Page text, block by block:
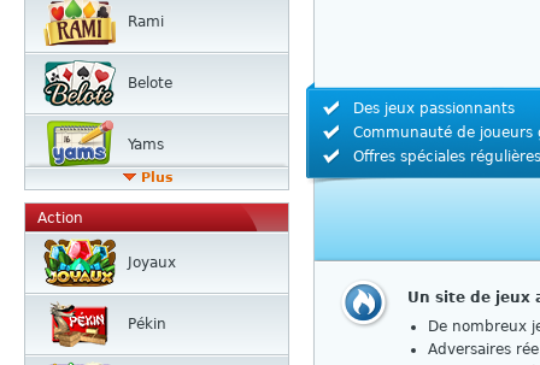
Rami
Belote
Yams
Plus
Action
Joyaux
Pékin
Des jeux passionnants
Communauté de joueurs
Offres spéciales régulières
Un site de jeux
De nombreux
Adversaires